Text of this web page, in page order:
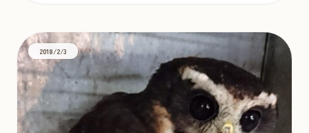
2018/2/3